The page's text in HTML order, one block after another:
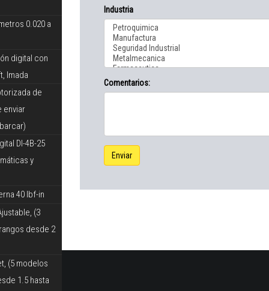
0.020 a
digital con
Imada
de
enviar
DI-4B-25
y
40 lbf-in
(3
desde 2
(5 modelos
1.5 hasta
Industria
Comentarios:
Enviar